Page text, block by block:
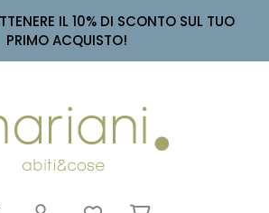
IL 10% DI SCONTO SUL TUO
PRIMO ACQUISTO!